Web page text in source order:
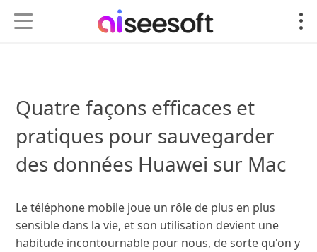
Quatre façons efficaces et
pratiques pour sauvegarder
des données Huawei sur Mac
Le téléphone mobile joue un rôle de plus en plus
sensible dans la vie, et son utilisation devient une
habitude incontournable pour nous, de sorte qu'on y